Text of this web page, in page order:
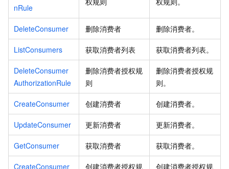
nRule
DeleteConsumer 删除消费者 删除消费者。
ListConsumers 获取消费者列表 获取消费者列表。
DeleteConsumer
AuthorizationRule
删除消费者授权规
则
删除消费者授权规
则。
CreateConsumer 创建消费者 创建消费者。
UpdateConsumer 更新消费者 更新消费者。
GetConsumer 获取消费者 获取消费者。
CreateConsumer 创建消费者授权规 创建消费者授权规